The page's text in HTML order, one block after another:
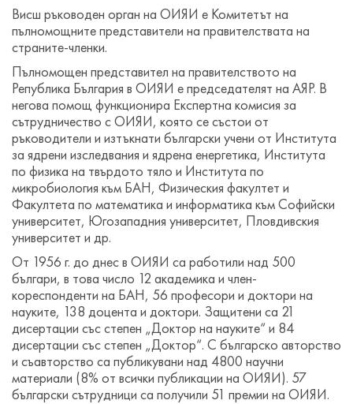
Висш ръководен орган на ОИЯИ е Комитетът на
пълномощните представители на правителствата на
страните-членки.
Пълномощен представител на правителството на
Република България в ОИЯИ е председателят на АЯР. В
негова помощ функционира Експертна комисия за
сътрудничество с ОИЯИ, която се състои от
ръководители и изтъкнати български учени от Института
за ядрени изследвания и ядрена енергетика, Института
по физика на твърдото тяло и Института по
микробиология към БАН, Физическия факултет и
Факултета по математика и информатика към Софийски
университет, Югозападния университет, Пловдивския
университет и др.
От 1956 г. до днес в ОИЯИ са работили над 500
българи, в това число 12 академика и член-
кореспонденти на БАН, 56 професори и доктори на
науките, 138 доцента и доктори. Защитени са 21
дисертации със степен „Доктор на науките“ и 84
дисертации със степен „Доктор“. С българско авторство
и съавторство са публикувани над 4800 научни
материали (8% от всички публикации на ОИЯИ). 57
български сътрудници са получили 51 премии на ОИЯИ.